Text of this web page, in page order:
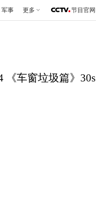
军事 更多 节目官网
《车窗垃圾篇》30s